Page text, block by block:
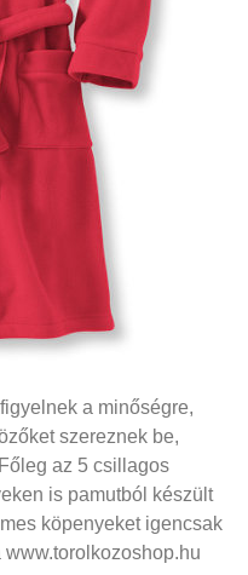
a minőségre,
szereznek be,
az 5 csillagos
is pamutból készült
köpenyeket igencsak